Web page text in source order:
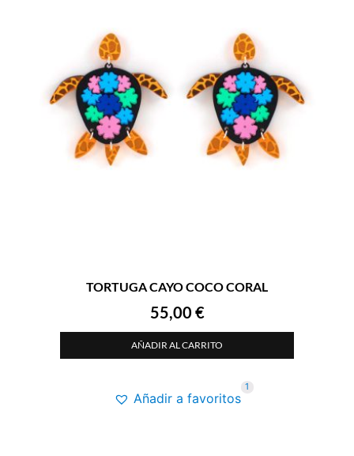
TORTUGA CAYO COCO CORAL
55,00 €
AÑADIR AL CARRITO
Añadir a favoritos
1